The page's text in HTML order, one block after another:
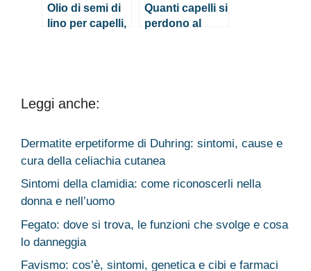
Olio di semi di
lino per capelli,
Quanti capelli si
perdono al
Leggi anche:
Dermatite erpetiforme di Duhring: sintomi, cause e
cura della celiachia cutanea
Sintomi della clamidia: come riconoscerli nella
donna e nell’uomo
Fegato: dove si trova, le funzioni che svolge e cosa
lo danneggia
Favismo: cos’è, sintomi, genetica e cibi e farmaci